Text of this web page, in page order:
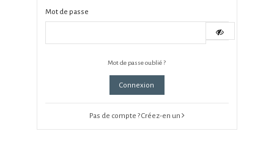
Mot de passe
Mot de passe oublié ?
Connexion
Pas de compte ? Créez-en un